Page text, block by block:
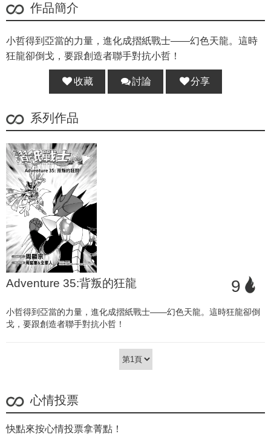
作品簡介
小哲得到亞當的力量，進化成摺紙戰士——幻色天龍。這時
狂龍卻倒戈，要跟創造者聯手對抗小哲！
收藏 討論 分享 :
分享
系列作品
Adventure 35:背叛的狂龍 9
小哲得到亞當的力量，進化成摺紙戰士——幻色天龍。這時狂龍卻倒
戈，要跟創造者聯手對抗小哲！
心情投票
快點來按心情投票拿菁點！